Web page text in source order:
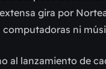
gira por
ni
al lanzamiento de